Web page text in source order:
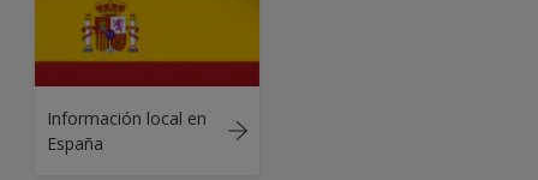
Información local en
España